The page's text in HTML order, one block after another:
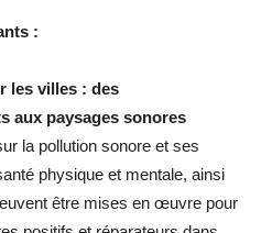
:
les villes : des
aux paysages sonores
la pollution sonore et ses
physique et mentale, ainsi
être mises en œuvre pour